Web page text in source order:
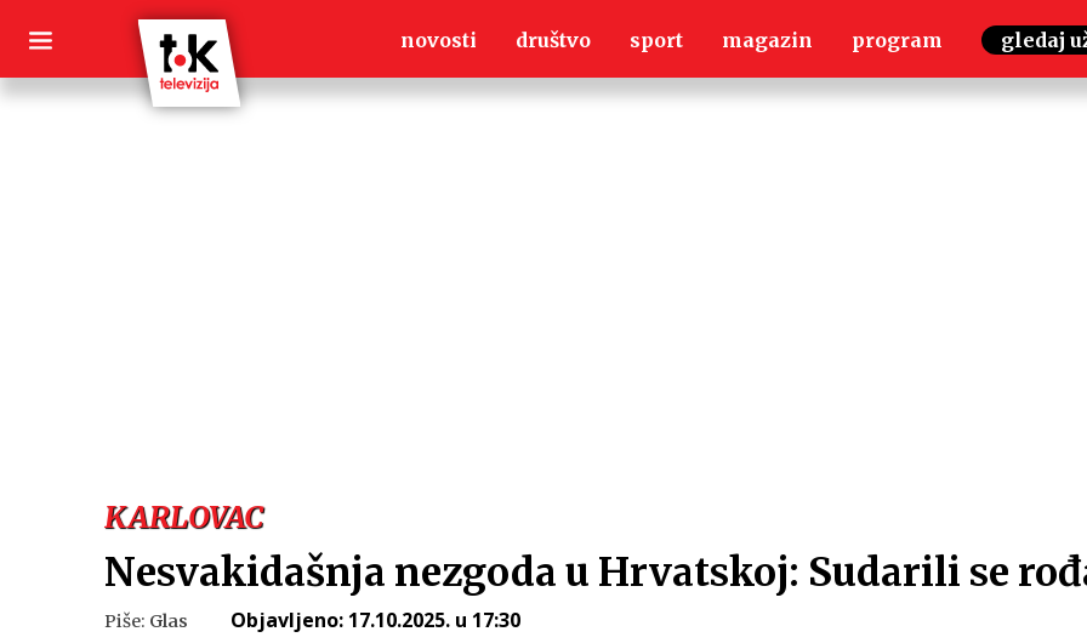
content
novosti društvo sport magazin program gledaj
KARLOVAC
Nesvakidašnja nezgoda u Hrvatskoj: Sudarili se
Piše: Glas Objavljeno: 17.10.2025. u 17:30